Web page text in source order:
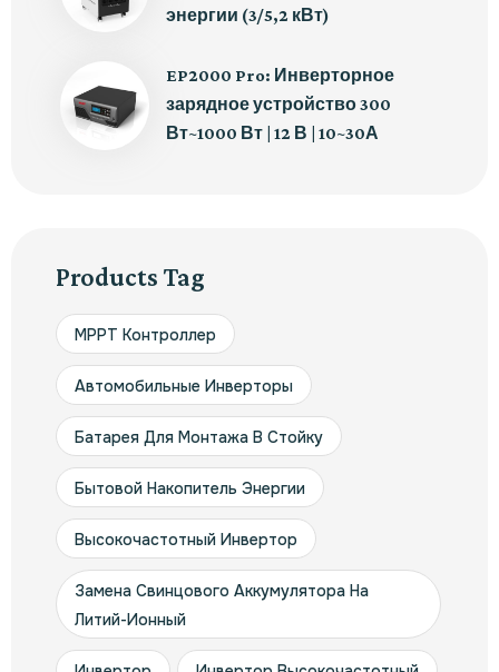
энергии (3/5,2 кВт)
EP2000 Pro: Инверторное
зарядное устройство 300
Вт~1000 Вт | 12 В | 10~30А
Products Tag
MPPT Контроллер
Автомобильные Инверторы
Батарея Для Монтажа В Стойку
Бытовой Накопитель Энергии
Высокочастотный Инвертор
Замена Свинцового Аккумулятора На
Литий-Ионный